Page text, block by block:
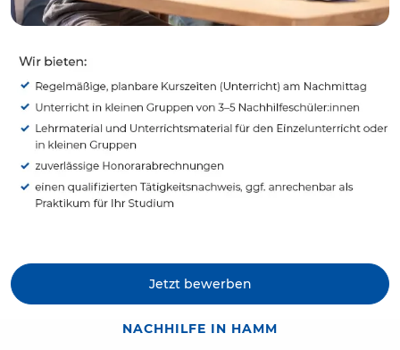
Jetzt bewerben
NACHHILFE IN HAMM